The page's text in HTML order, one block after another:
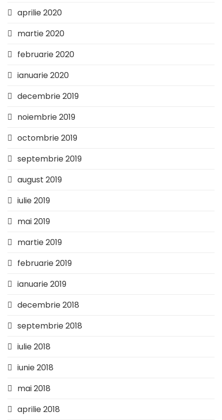
aprilie 2020
martie 2020
februarie 2020
ianuarie 2020
decembrie 2019
noiembrie 2019
octombrie 2019
septembrie 2019
august 2019
iulie 2019
mai 2019
martie 2019
februarie 2019
ianuarie 2019
decembrie 2018
septembrie 2018
iulie 2018
iunie 2018
mai 2018
aprilie 2018